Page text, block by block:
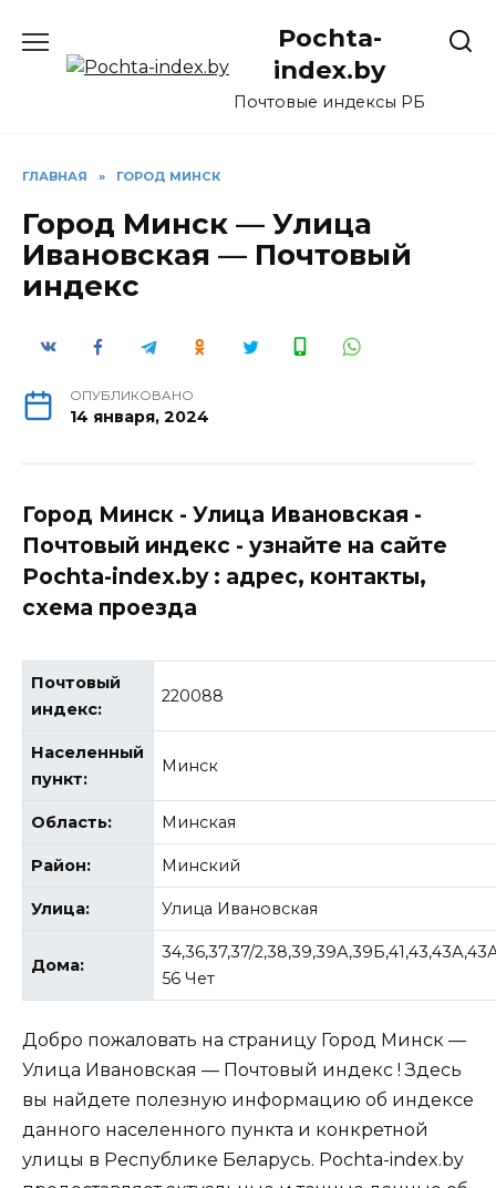
содержанию
Pochta-
index.by
Почтовые индексы РБ
ГЛАВНАЯ » ГОРОД МИНСК
Город Минск — Улица
Ивановская — Почтовый
индекс
ОПУБЛИКОВАНО
14 января, 2024
Город Минск - Улица Ивановская -
Почтовый индекс - узнайте на сайте
Pochta-index.by : адрес, контакты,
схема проезда
Почтовый
индекс:
220088
Населенный
пункт:
Минск
Область: Минская
Район: Минский
Улица: Улица Ивановская
Дома:
34,36,37,37/
56 Чет
Добро пожаловать на страницу Город Минск —
Улица Ивановская — Почтовый индекс ! Здесь
вы найдете полезную информацию об индексе
данного населенного пункта и конкретной
улицы в Республике Беларусь. Pochta-index.by